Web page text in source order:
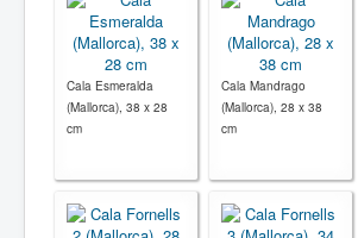
Cala Esmeralda
(Mallorca), 38 x 28
cm
Cala Mandrago
(Mallorca), 28 x 38
cm